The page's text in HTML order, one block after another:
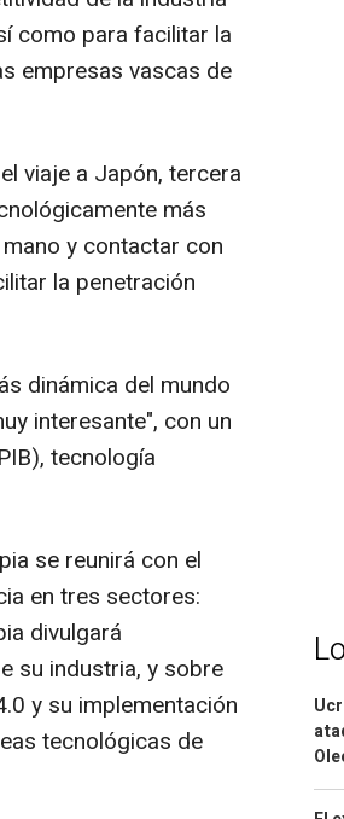
como para facilitar la
empresas vascas de
viaje a Japón, tercera
más
y contactar con
la penetración
dinámica del mundo
interesante", con un
tecnología
se reunirá con el
en tres sectores:
divulgará
su industria, y sobre
y su implementación
tecnológicas de